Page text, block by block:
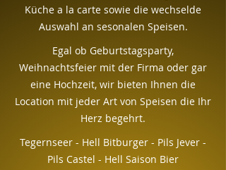
Küche a la carte sowie die wechselde
Auswahl an sesonalen Speisen.
Egal ob Geburtstagsparty,
Weihnachtsfeier mit der Firma oder gar
eine Hochzeit, wir bieten Ihnen die
Location mit jeder Art von Speisen die Ihr
Herz begehrt.
Tegernseer - Hell Bitburger - Pils Jever -
Pils Castel - Hell Saison Bier